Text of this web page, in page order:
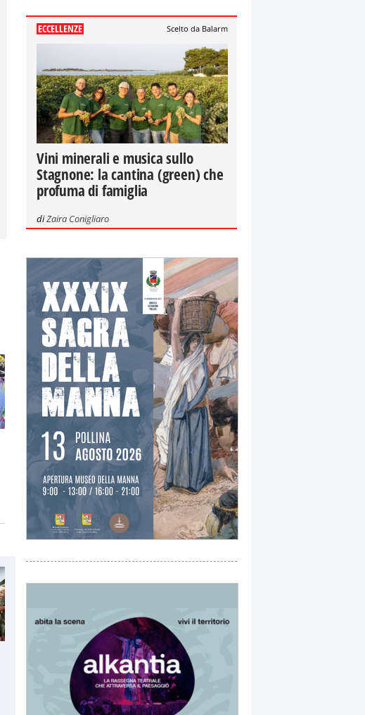
ECCELLENZE Scelto da Balarm
Vini minerali e musica sullo
Stagnone: la cantina (green) che
profuma di famiglia
diZaira Conigliaro